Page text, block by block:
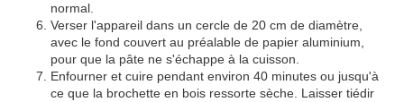
normal.
Verser l'appareil dans un cercle de 20 cm de diamètre,
avec le fond couvert au préalable de papier aluminium,
pour que la pâte ne s'échappe à la cuisson.
Enfourner et cuire pendant environ 40 minutes ou jusqu'à
ce que la brochette en bois ressorte sèche. Laisser tiédir